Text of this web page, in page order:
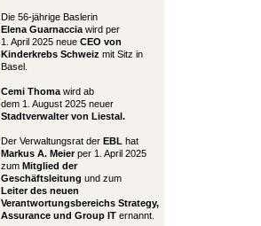
Die 56-jährige Baslerin
Elena Guarnaccia wird per
1. April 2025 neue CEO von
Kinderkrebs Schweiz mit Sitz in
Basel.
Cemi Thoma wird ab
dem 1. August 2025 neuer
Stadtverwalter von Liestal.
Der Verwaltungsrat der EBL hat
Markus A. Meierper 1. April 2025
zum Mitglied der
Geschäftsleitung und zum
Leiter des neuen
Verantwortungsbereichs Strategy,
Assurance und Group IT ernannt.